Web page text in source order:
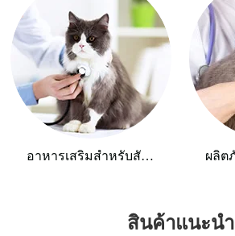
อาหารเสริมสำหรับสัตว์เลี้ยง
สินค้าแนะนำ